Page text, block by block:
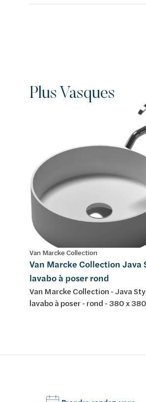
Plus Vasques
Van Marcke Collection
Van Marcke Collection Java
lavabo à poser rond
Van Marcke Collection - Java
lavabo à poser - rond - 380 x